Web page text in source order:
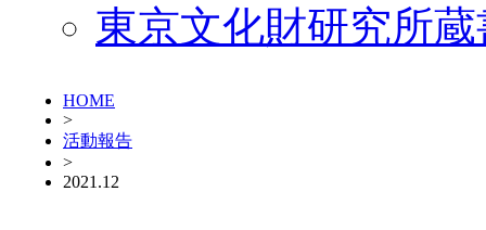
東京文化財研究所
HOME
>
活動報告
>
2021.12